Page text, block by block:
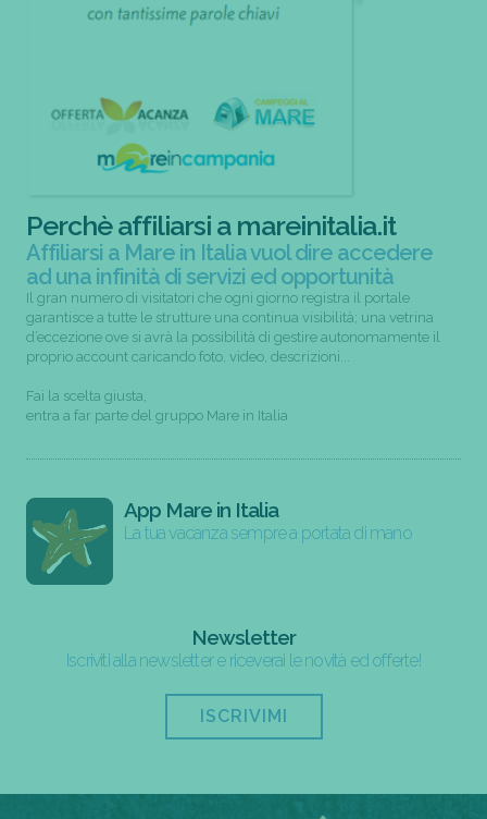
Perchè affiliarsi a mareinitalia.it
Affiliarsi a Mare in Italia vuol dire accedere
ad una infinità di servizi ed opportunità
Il gran numero di visitatori che ogni giorno registra il portale
garantisce a tutte le strutture una continua visibilità; una vetrina
d’eccezione ove si avrà la possibilità di gestire autonomamente il
proprio account caricando foto, video, descrizioni...
Fai la scelta giusta,
entra a far parte del gruppo Mare in Italia
App Mare in Italia
La tua vacanza sempre a portata di mano
Newsletter
Iscriviti alla newsletter e riceverai le novità ed offerte!
ISCRIVIMI